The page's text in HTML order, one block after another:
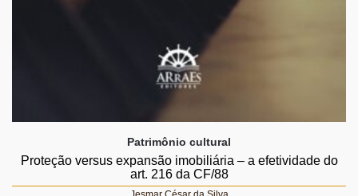
Patrimônio cultural
Proteção versus expansão imobiliária – a efetividade do
art. 216 da CF/88